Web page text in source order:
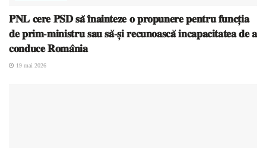
𝐏𝐍𝐋 𝐜𝐞𝐫𝐞 𝐏𝐒𝐃 𝐬𝐚̆ 𝐢̂𝐧𝐚𝐢𝐧𝐭𝐞𝐳𝐞 𝐨 𝐩𝐫𝐨𝐩𝐮𝐧𝐞𝐫𝐞 𝐩𝐞𝐧𝐭𝐫𝐮 𝐟𝐮𝐧𝐜𝐭̦𝐢𝐚
𝐝𝐞 𝐩𝐫𝐢𝐦-𝐦𝐢𝐧𝐢𝐬𝐭𝐫𝐮 𝐬𝐚𝐮 𝐬𝐚̆-𝐬̦𝐢 𝐫𝐞𝐜𝐮𝐧𝐨𝐚𝐬𝐜𝐚̆ 𝐢𝐧𝐜𝐚𝐩𝐚𝐜𝐢𝐭𝐚𝐭𝐞𝐚 𝐝𝐞 𝐚
𝐜𝐨𝐧𝐝𝐮𝐜𝐞 𝐑𝐨𝐦𝐚̂𝐧𝐢𝐚
19 mai 2026